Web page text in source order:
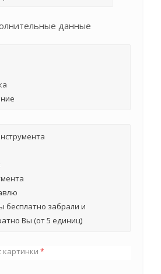
данные
бесплатно забрали и
Вы (от 5 единиц)
картинки *